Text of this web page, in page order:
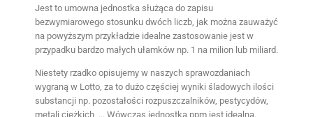
Jest to umowna jednostka służąca do zapisu
bezwymiarowego stosunku dwóch liczb, jak można zauważyć
na powyższym przykładzie idealne zastosowanie jest w
przypadku bardzo małych ułamków np. 1 na milion lub miliard.
Niestety rzadko opisujemy w naszych sprawozdaniach
wygraną w Lotto, za to dużo częściej wyniki śladowych ilości
substancji np. pozostałości rozpuszczalników, pestycydów,
metali ciężkich, … Wówczas jednostka ppm jest idealna.